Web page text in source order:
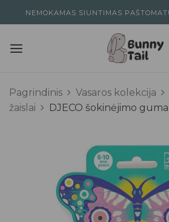
NEMOKAMAS SIUNTIMAS
Pagrindinis Vasaros kolekcija
žaislai
DJECO šokinėjimo